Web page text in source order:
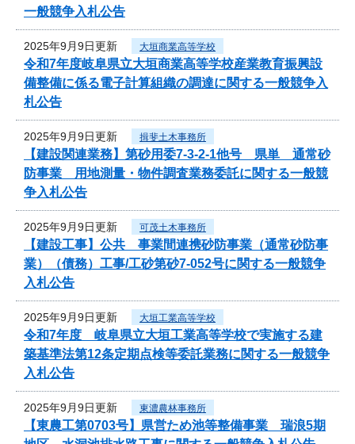
一般競争入札公告
2025年9月9日更新 大垣商業高等学校
令和7年度岐阜県立大垣商業高等学校産業教育振興設
備整備に係る電子計算組織の調達に関する一般競争入
札公告
2025年9月9日更新 揖斐土木事務所
【建設関連業務】第砂用委7-3-2-1他号 県単 通常砂
防事業 用地測量・物件調査業務委託に関する一般競
争入札公告
2025年9月9日更新 可茂土木事務所
【建設工事】公共 事業間連携砂防事業（通常砂防事
業）（債務）工事/工砂第砂7-052号に関する一般競争
入札公告
2025年9月9日更新 大垣工業高等学校
令和7年度 岐阜県立大垣工業高等学校で実施する建
築基準法第12条定期点検等委託業務に関する一般競争
入札公告
2025年9月9日更新 東濃農林事務所
【東農工第0703号】県営ため池等整備事業 瑞浪5期